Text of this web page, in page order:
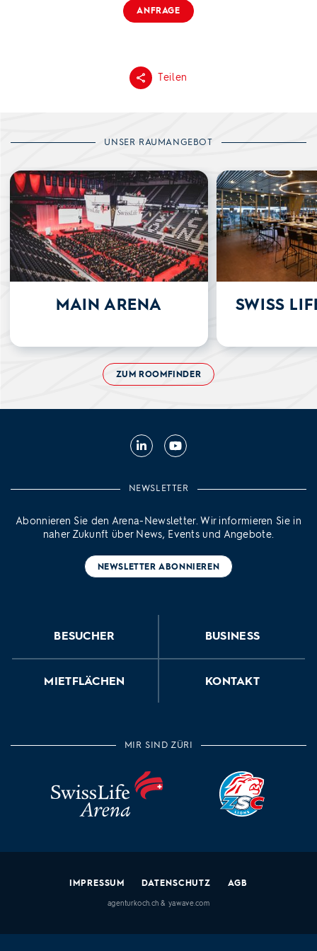
ANFRAGE
Teilen
UNSER RAUMANGEBOT
MAIN ARENA
Main Arena
SWISS
Swiss Life Lounge
ZUM ROOMFINDER
Linkedin
NEWSLETTER
Abonnieren Sie den Arena-Newsletter. Wir informieren Sie in
naher Zukunft über News, Events und Angebote.
NEWSLETTER ABONNIEREN
BESUCHER BUSINESS
MIETFLÄCHEN KONTAKT
MIR SIND ZÜRI
IMPRESSUM DATENSCHUTZ AGB
agenturkoch.ch &yawave.com